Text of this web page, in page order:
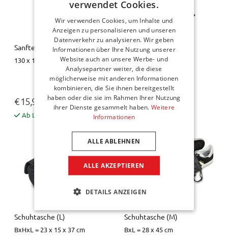
Sanfte Fleecedecke
130 x 190 cm
€ 15,95
Ab Lager verfügbar
Schlauchschal
22 x 40 cm
€ 8,95
Ab Lager verfügbar
Schuhtasche (L)
BxHxL = 23 x 15 x 37 cm
Schuhtasche (M)
BxL = 28 x 45 cm
verwendet Cookies.
Wir verwenden Cookies, um Inhalte und
Anzeigen zu personalisieren und unseren
Datenverkehr zu analysieren. Wir geben
Informationen über Ihre Nutzung unserer
Website auch an unsere Werbe- und
Analysepartner weiter, die diese
möglicherweise mit anderen Informationen
kombinieren, die Sie ihnen bereitgestellt
haben oder die sie im Rahmen Ihrer Nutzung
ihrer Dienste gesammelt haben. Weitere
Informationen
ALLE AKZEPTIEREN
ALLE ABLEHNEN
DETAILS ANZEIGEN